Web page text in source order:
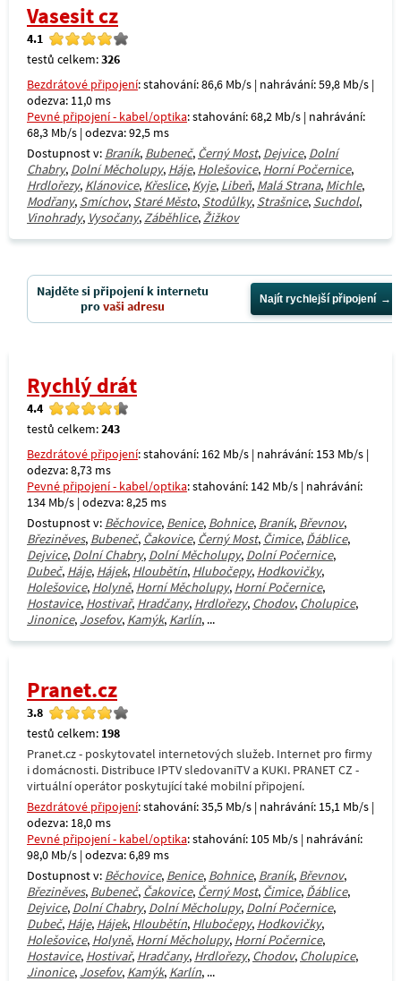
Vasesit cz
4.1
testů celkem:326
Bezdrátové připojení: stahování: 86,6 Mb/s | nahrávání: 59,8 Mb/s |
odezva: 11,0 ms
Pevné připojení - kabel/optika: stahování: 68,2 Mb/s | nahrávání:
68,3 Mb/s | odezva: 92,5 ms
Dostupnost v: Braník, Bubeneč, Černý Most, Dejvice, Dolní
Chabry, Dolní Měcholupy, Háje, Holešovice, Horní Počernice,
Hrdlořezy, Klánovice, Křeslice, Kyje, Libeň, Malá Strana, Michle,
Modřany, Smíchov, Staré Město, Stodůlky, Strašnice, Suchdol,
Vinohrady, Vysočany,Záběhlice,Žižkov
Najděte si připojení k internetu
provaši adresu Najít rychlejší připojení
Rychlý drát
4.4
testů celkem:243
Bezdrátové připojení: stahování: 162 Mb/s | nahrávání: 153 Mb/s |
odezva: 8,73 ms
Pevné připojení - kabel/optika: stahování: 142 Mb/s | nahrávání:
134 Mb/s | odezva: 8,25 ms
Dostupnost v: Běchovice, Benice, Bohnice, Braník, Břevnov,
Březiněves, Bubeneč, Čakovice, Černý Most, Čimice, Ďáblice,
Dejvice, Dolní Chabry, Dolní Měcholupy, Dolní Počernice,
Dubeč, Háje, Hájek, Hloubětín, Hlubočepy, Hodkovičky,
Holešovice, Holyně, Horní Měcholupy, Horní Počernice,
Hostavice, Hostivař, Hradčany, Hrdlořezy, Chodov, Cholupice,
Jinonice, Josefov, Kamýk, Karlín, ...
Pranet.cz
3.8
testů celkem: 198
Pranet.cz - poskytovatel internetových služeb. Internet pro firmy
i domácnosti. Distribuce IPTV sledovaniTV a KUKI. PRANET CZ -
virtuální operátor poskytující také mobilní připojení.
Bezdrátové připojení: stahování: 35,5 Mb/s | nahrávání: 15,1 Mb/s |
odezva: 18,0 ms
Pevné připojení - kabel/optika: stahování: 105 Mb/s | nahrávání:
98,0 Mb/s | odezva: 6,89 ms
Dostupnost v: Běchovice, Benice, Bohnice, Braník, Břevnov,
Březiněves, Bubeneč, Čakovice, Černý Most, Čimice, Ďáblice,
Dejvice, Dolní Chabry, Dolní Měcholupy, Dolní Počernice,
Dubeč, Háje, Hájek, Hloubětín, Hlubočepy, Hodkovičky,
Holešovice, Holyně, Horní Měcholupy, Horní Počernice,
Hostavice, Hostivař, Hradčany, Hrdlořezy, Chodov, Cholupice,
Jinonice, Josefov, Kamýk, Karlín, ...